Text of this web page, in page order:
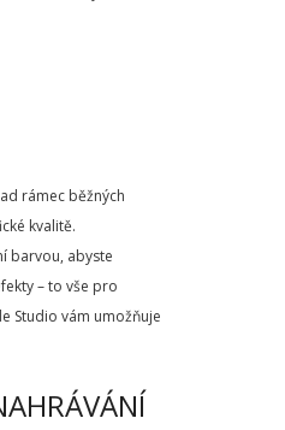
rámec běžných
kvalitě.
barvou, abyste
– to vše pro
Studio vám umožňuje